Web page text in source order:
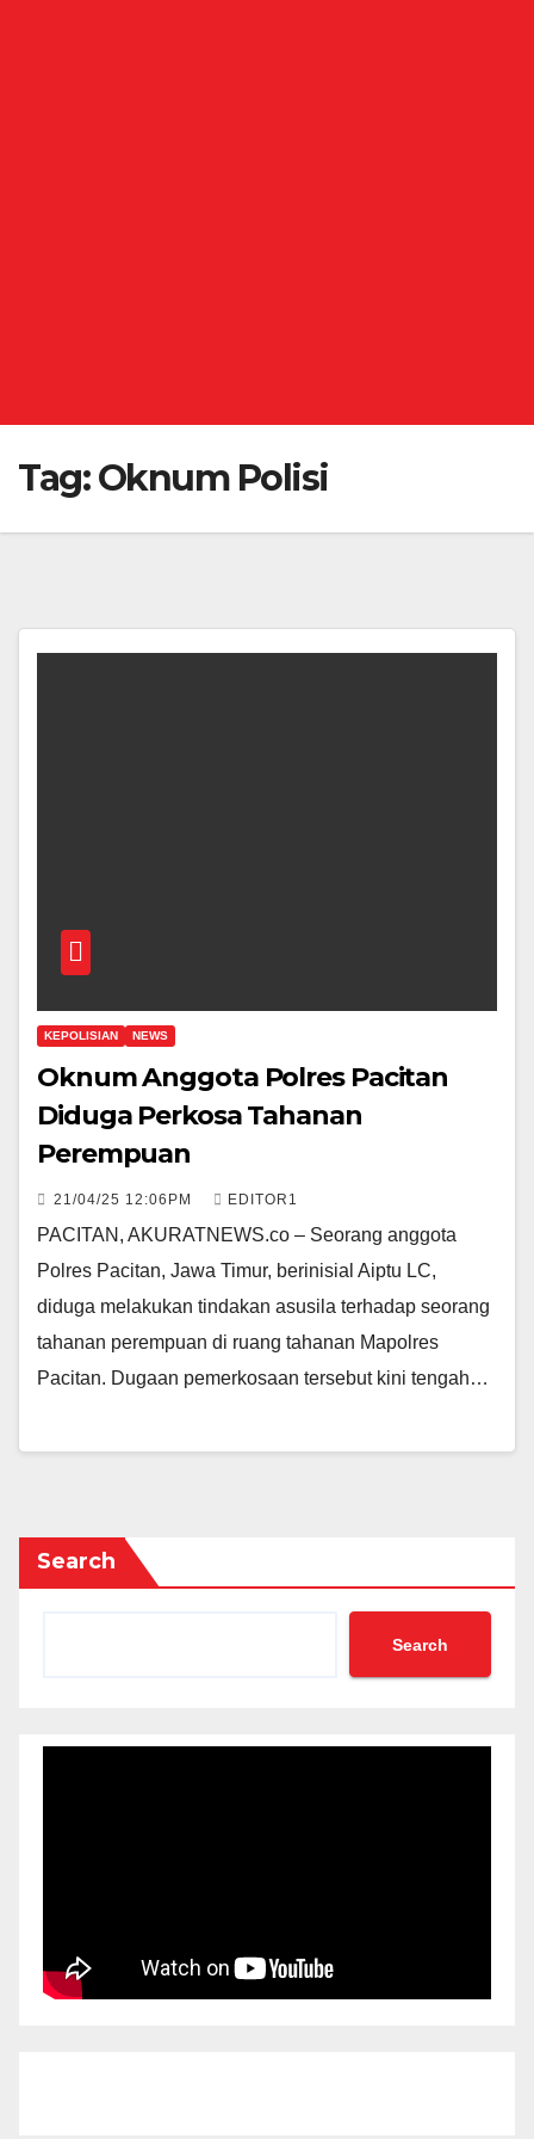
Tag:Oknum Polisi
KEPOLISIAN NEWS
Oknum Anggota Polres Pacitan
Diduga Perkosa Tahanan
Perempuan
21/04/25 12:06PM EDITOR1
PACITAN, AKURATNEWS.co – Seorang anggota
Polres Pacitan, Jawa Timur, berinisial Aiptu LC,
diduga melakukan tindakan asusila terhadap seorang
tahanan perempuan di ruang tahanan Mapolres
Pacitan. Dugaan pemerkosaan tersebut kini tengah…
Search
Search